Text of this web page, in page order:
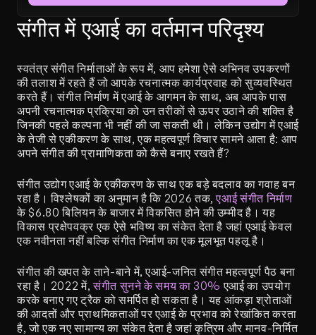
संगीत में एआई का वर्तमान परिदृश्य
स्वतंत्र संगीत निर्माताओं के रूप में, आप हमेशा ऐसे अभिनव उपकरणों
की तलाश में रहते हैं जो आपके रचनात्मक कार्यप्रवाह को सुव्यवस्थित
करते हैं। संगीत निर्माण में एआई के आगमन के साथ, अब आपके पास
अपनी रचनात्मक प्रक्रिया को उन तरीकों से ऊपर उठाने की शक्ति है
जिनकी पहले कल्पना भी नहीं की जा सकती थी। लेकिन उद्योग में एआई
के तेजी से एकीकरण के साथ, एक महत्वपूर्ण विचार सामने आता है: आप
अपने संगीत की प्रामाणिकता को कैसे बनाए रखते हैं?
संगीत उद्योग एआई के एकीकरण के साथ एक बड़े बदलाव का गवाह बन
रहा है। विश्लेषकों का अनुमान है कि 2026 तक, एआई संगीत निर्माण
के $6.80 बिलियन के बाजार में विकसित होने की उम्मीद है। यह
विकास प्रक्षेपवक्र एक ऐसे भविष्य का संकेत देता है जहां एआई केवल
एक नवीनता नहीं बल्कि संगीत निर्माण का एक मूलभूत पहलू है।
संगीत की खपत के ताने-बाने में, एआई-जनित संगीत महत्वपूर्ण पैठ बना
रहा है। 2022 में, संगीत सुनने के समय का 30% एआई का उपयोग
करके बनाए गए ट्रैक को समर्पित हो सकता है। यह आंकड़ा श्रोताओं
की आदतों और प्राथमिकताओं पर एआई के प्रभाव को रेखांकित करता
है, जो एक नए सामान्य का संकेत देता है जहां कृत्रिम और मानव-निर्मित